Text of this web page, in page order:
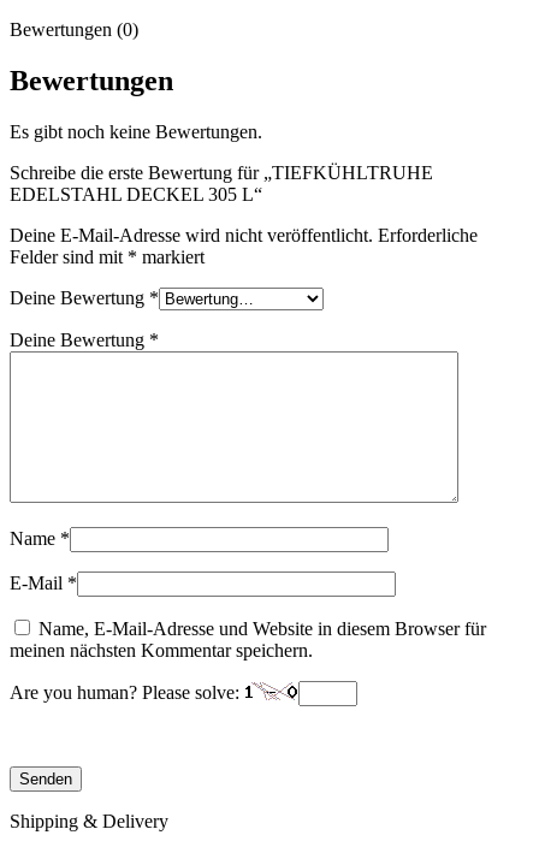
Bewertungen (0)
Bewertungen
Es gibt noch keine Bewertungen.
Schreibe die erste Bewertung für „TIEFKÜHLTRUHE
EDELSTAHL DECKEL 305 L“
Deine E-Mail-Adresse wird nicht veröffentlicht. Erforderliche
Felder sind mit * markiert
Deine Bewertung *
Deine Bewertung *
Name *
E-Mail *
Name, E-Mail-Adresse und Website in diesem Browser für
meinen nächsten Kommentar speichern.
Are you human? Please solve:
Shipping & Delivery